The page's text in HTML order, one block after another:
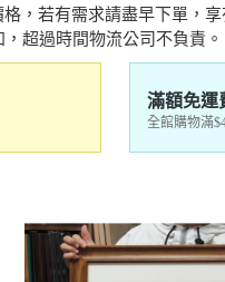
，若有需求請盡早下單，享
超過時間物流公司不負責。
滿額免運
全館購物滿